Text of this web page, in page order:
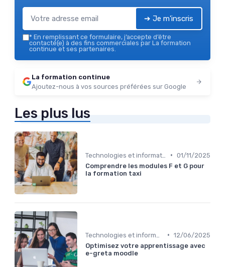
➔ Je m'inscris
* En remplissant ce formulaire, j’accepte d’être
contacté(e) à des fins commerciales par La formation
continue et ses partenaires.
La formation continue
Ajoutez-nous à vos sources préférées sur Google
Les plus lus
• 01/11/2025
Comprendre les modules F et G pour
la formation taxi
• 12/06/2025
Optimisez votre apprentissage avec
e-greta moodle